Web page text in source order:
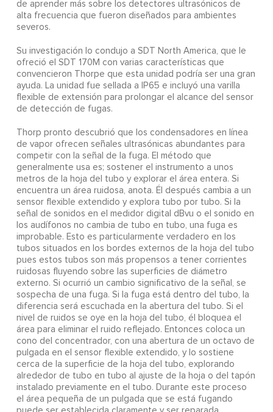
de aprender más sobre los detectores ultrasónicos de
alta frecuencia que fueron diseñados para ambientes
severos.
Su investigación lo condujo a SDT North America, que le
ofreció el SDT 170M con varias características que
convencieron Thorpe que esta unidad podría ser una gran
ayuda. La unidad fue sellada a IP65 e incluyó una varilla
flexible de extensión para prolongar el alcance del sensor
de detección de fugas.
Thorp pronto descubrió que los condensadores en línea
de vapor ofrecen señales ultrasónicas abundantes para
competir con la señal de la fuga. El método que
generalmente usa es; sostener el instrumento a unos
metros de la hoja del tubo y explorar el área entera. Si
encuentra un área ruidosa, anota. Él después cambia a un
sensor flexible extendido y explora tubo por tubo. Si la
señal de sonidos en el medidor digital dBvu o el sonido en
los audífonos no cambia de tubo en tubo, una fuga es
improbable. Esto es particularmente verdadero en los
tubos situados en los bordes externos de la hoja del tubo
pues estos tubos son más propensos a tener corrientes
ruidosas fluyendo sobre las superficies de diámetro
externo. Si ocurrió un cambio significativo de la señal, se
sospecha de una fuga. Si la fuga está dentro del tubo, la
diferencia será escuchada en la abertura del tubo. Si el
nivel de ruidos se oye en la hoja del tubo, él bloquea el
área para eliminar el ruido reflejado. Entonces coloca un
cono del concentrador, con una abertura de un octavo de
pulgada en el sensor flexible extendido, y lo sostiene
cerca de la superficie de la hoja del tubo, explorando
alrededor de tubo en tubo al ajuste de la hoja o del tapón
instalado previamente en el tubo. Durante este proceso
el área pequeña de un pulgada que se está fugando